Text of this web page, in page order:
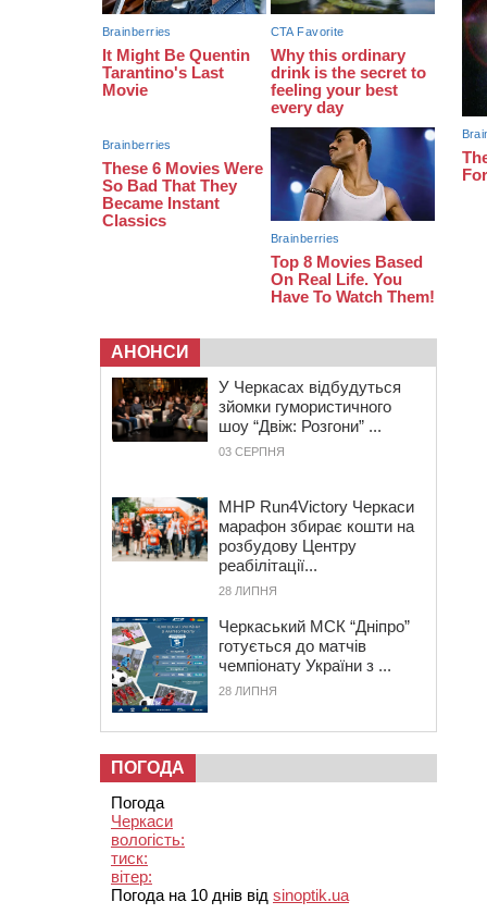
грози, зливи, град та шквали до 22
м/с
АНОНСИ
У Черкасах відбудуться
зйомки гумористичного
шоу “Двіж: Розгони” ...
03 СЕРПНЯ
MHP Run4Victory Черкаси
марафон збирає кошти на
розбудову Центру
реабілітації...
28 ЛИПНЯ
Черкаський МСК “Дніпро”
готується до матчів
чемпіонату України з ...
28 ЛИПНЯ
ПОГОДА
Погода
Черкаси
вологість:
тиск:
вітер:
Погода на 10 днів від sinoptik.ua